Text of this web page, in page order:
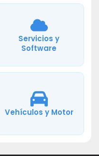
Servicios y
Software
Vehículos y Motor